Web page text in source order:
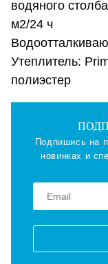
водяного
м2/24 ч
Утеплитель:
полиэстер
Подпишись на
новинках и